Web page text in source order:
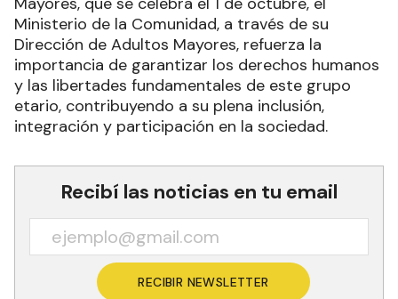
Ministerio de la Comunidad, a través de su
Dirección de Adultos Mayores, refuerza la
importancia de garantizar los derechos humanos
y las libertades fundamentales de este grupo
etario, contribuyendo a su plena inclusión,
integración y participación en la sociedad.
Recibí las noticias en tu email
RECIBIR NEWSLETTER